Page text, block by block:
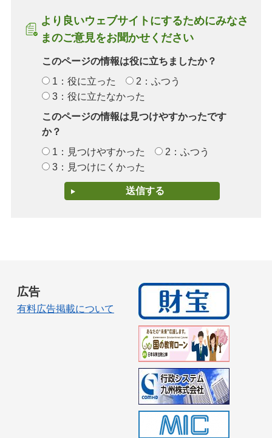
より良いウェブサイトにするためにみなさ
まのご意見をお聞かせください
このページの情報は役に立ちましたか？
1：役に立った
2：ふつう
3：役に立たなかった
このページの情報は見つけやすかったです
か？
1：見つけやすかった
2：ふつう
3：見つけにくかった
広告
有料広告掲載について